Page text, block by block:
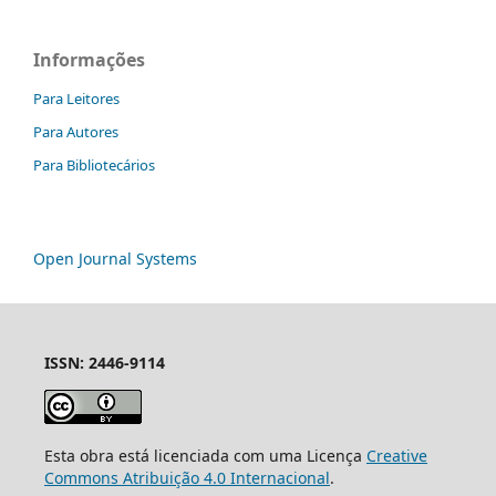
Informações
Para Leitores
Para Autores
Para Bibliotecários
Open Journal Systems
ISSN: 2446-9114
Esta obra está licenciada com uma Licença Creative
Commons Atribuição 4.0 Internacional.